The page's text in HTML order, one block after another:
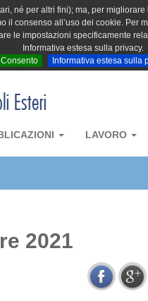
né per altri fini); ma, per
all’uso dei cookie. Per
le impostazioni specificamente
Informativa estesa sulla privacy.
Consento
Informativa estesa sulla
LAVORO
2021